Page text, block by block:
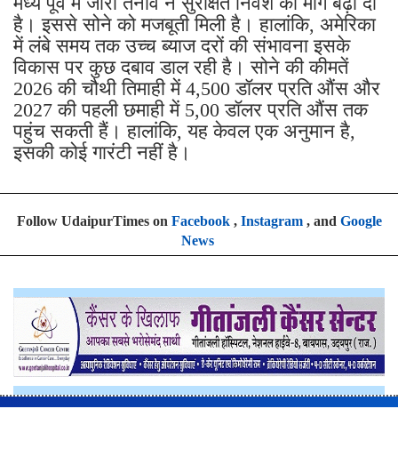
है। इससे सोने को मजबूती मिली है। हालांकि, अमेरिका
में लंबे समय तक उच्च ब्याज दरों की संभावना इसके
विकास पर कुछ दबाव डाल रही है। सोने की कीमतें
2026 की चौथी तिमाही में 4,500 डॉलर प्रति औंस और
2027 की पहली छमाही में 5,00 डॉलर प्रति औंस तक
पहुंच सकती हैं। हालांकि, यह केवल एक अनुमान है,
इसकी कोई गारंटी नहीं है।
Follow UdaipurTimes on Facebook, Instagram, and Google
News